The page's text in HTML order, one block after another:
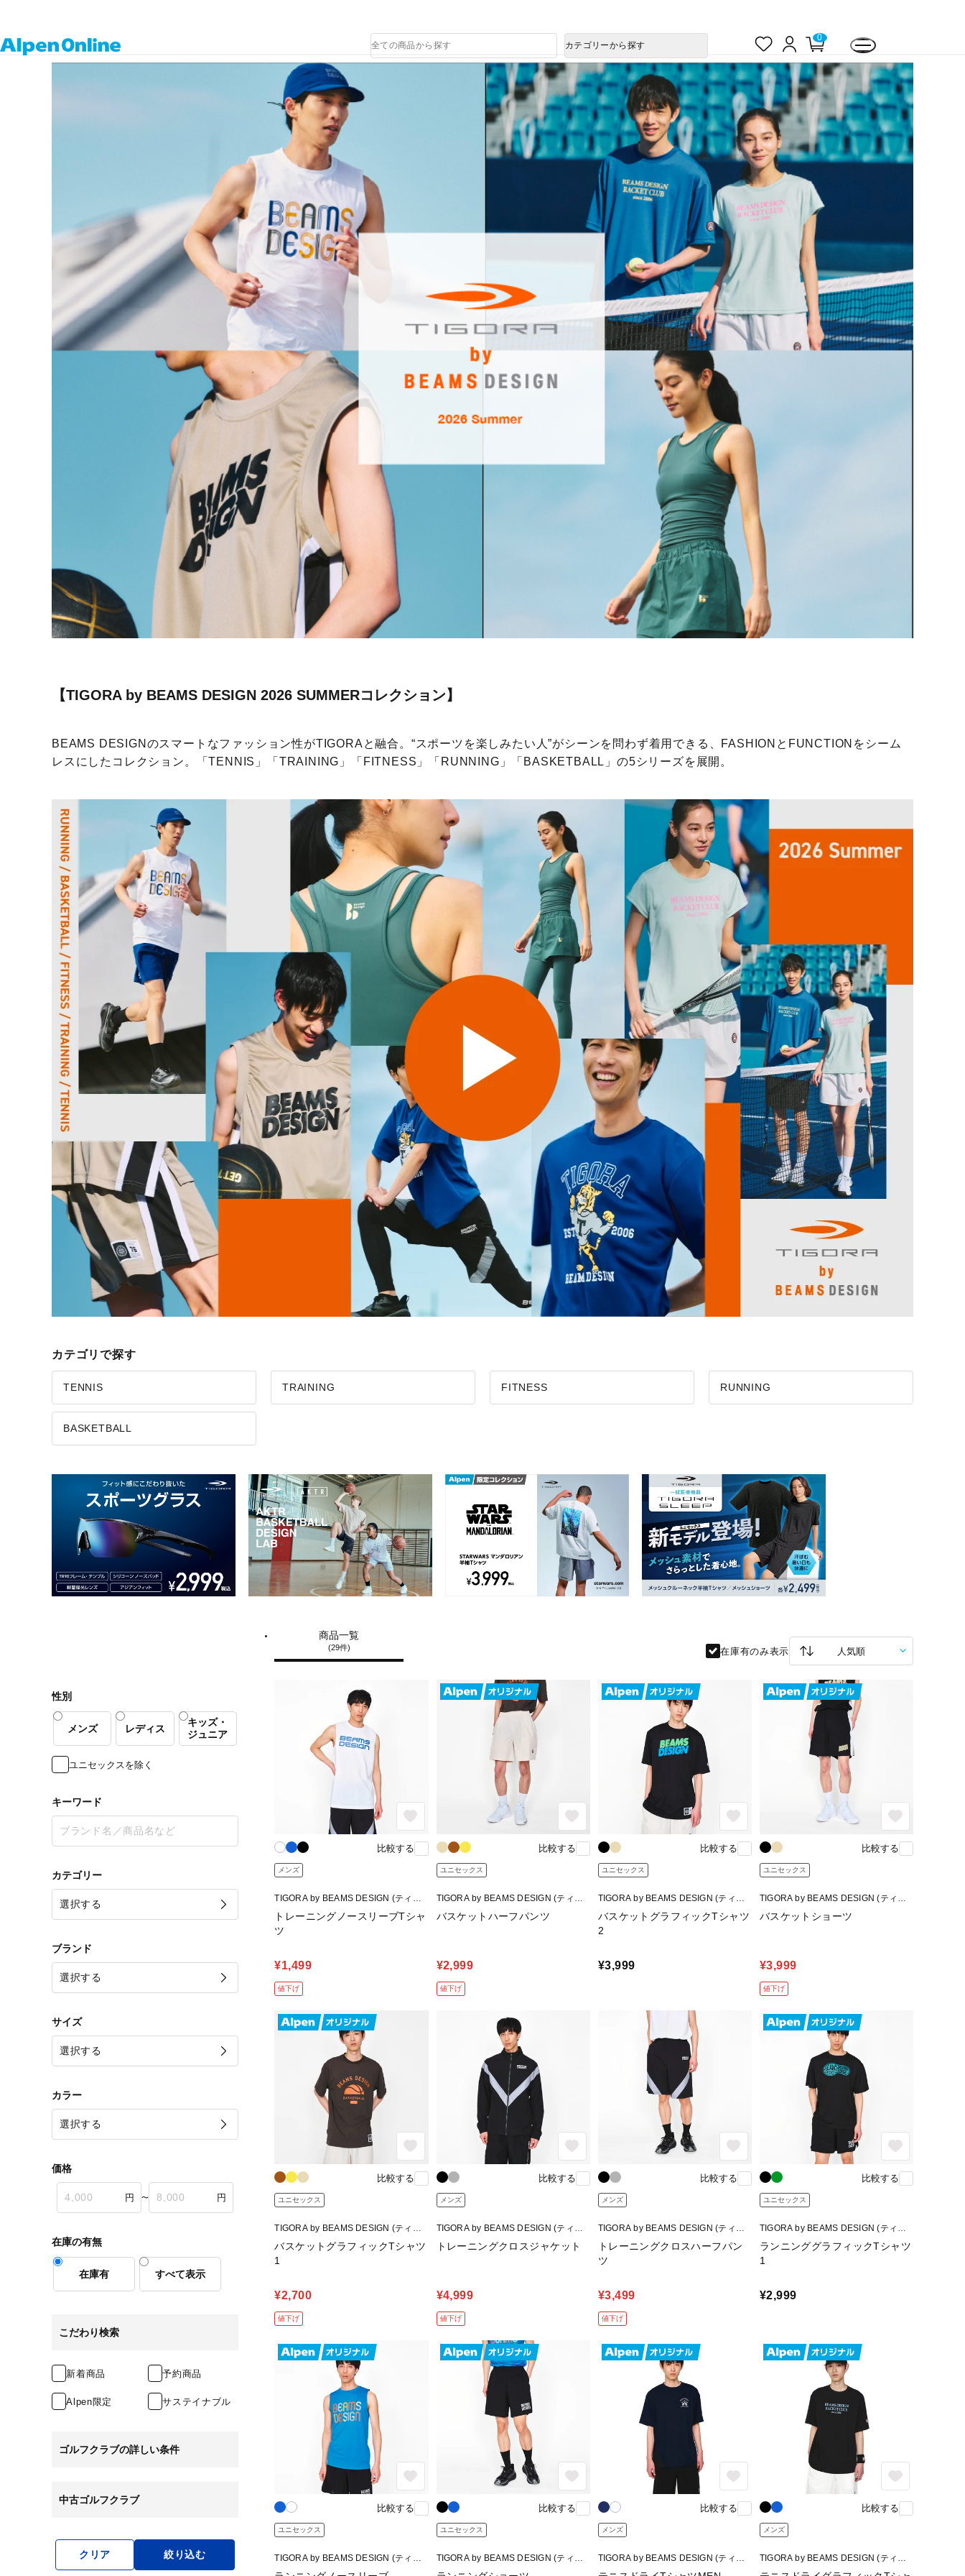
気
り
ロ
ン
ペ
ー
0
商
品
索
カテゴリーから探す
【TIGORA by BEAMS DESIGN 2026 SUMMERコレクション】
BEAMS DESIGNのスマートなファッション性がTIGORAと融合。“スポーツを楽しみたい人”がシーンを問わず着用できる、FASHIONとFUNCTIONをシーム
レスにしたコレクション。「TENNIS」「TRAINING」「FITNESS」「RUNNING」「BASKETBALL」の5シリーズを展開。
カテゴリで探す
TENNIS TRAINING FITNESS RUNNING
BASKETBALL
性別
メンズ レディス
キッズ・
ジュニア
ユニセックスを除く
キーワード
カテゴリー
ブランド
サイズ
カラー
価格
〜
在庫の有無
在庫有 すべて表示
こだわり検索
新着商品 予約商品
Alpen限定 サステイナブル
ゴルフクラブの詳しい条件
中古ゴルフクラブ
クリア 絞り込む
商品一覧
(29件) 在庫有のみ表示
比較する
メンズ
TIGORA by BEAMS DESIGN (ティゴ
トレーニングノースリーブTシャ
ツ
¥1,499
値下げ
比較する
ユニセックス
TIGORA by BEAMS DESIGN (ティゴ
バスケットハーフパンツ
¥2,999
値下げ
比較する
ユニセックス
TIGORA by BEAMS DESIGN (ティゴ
バスケットグラフィックTシャツ
2
¥3,999
比較する
ユニセックス
TIGORA by BEAMS DESIGN (ティゴ
バスケットショーツ
¥3,999
値下げ
比較する
ユニセックス
TIGORA by BEAMS DESIGN (ティゴ
バスケットグラフィックTシャツ
1
¥2,700
値下げ
比較する
メンズ
TIGORA by BEAMS DESIGN (ティゴ
トレーニングクロスジャケット
¥4,999
値下げ
比較する
メンズ
TIGORA by BEAMS DESIGN (ティゴ
トレーニングクロスハーフパン
ツ
¥3,499
値下げ
比較する
ユニセックス
TIGORA by BEAMS DESIGN (ティゴ
ランニンググラフィックTシャツ
1
¥2,999
比較する
ユニセックス
TIGORA by BEAMS DESIGN (ティゴ
比較する
ユニセックス
TIGORA by BEAMS DESIGN (ティゴ
比較する
メンズ
TIGORA by BEAMS DESIGN (ティゴ
比較する
メンズ
TIGORA by BEAMS DESIGN (ティゴ